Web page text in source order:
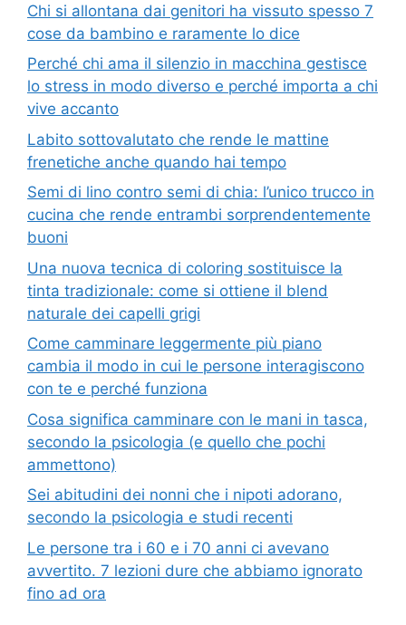
Chi si allontana dai genitori ha vissuto spesso 7
cose da bambino e raramente lo dice
Perché chi ama il silenzio in macchina gestisce
lo stress in modo diverso e perché importa a chi
vive accanto
Labito sottovalutato che rende le mattine
frenetiche anche quando hai tempo
Semi di lino contro semi di chia: l’unico trucco in
cucina che rende entrambi sorprendentemente
buoni
Una nuova tecnica di coloring sostituisce la
tinta tradizionale: come si ottiene il blend
naturale dei capelli grigi
Come camminare leggermente più piano
cambia il modo in cui le persone interagiscono
con te e perché funziona
Cosa significa camminare con le mani in tasca,
secondo la psicologia (e quello che pochi
ammettono)
Sei abitudini dei nonni che i nipoti adorano,
secondo la psicologia e studi recenti
Le persone tra i 60 e i 70 anni ci avevano
avvertito. 7 lezioni dure che abbiamo ignorato
fino ad ora